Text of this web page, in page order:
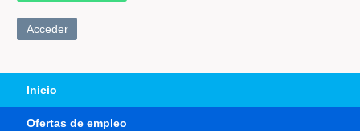
Acceder
Inicio
Ofertas de empleo